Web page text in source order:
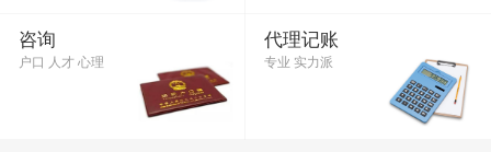
咨询
户口 人才 心理
代理记账
专业 实力派